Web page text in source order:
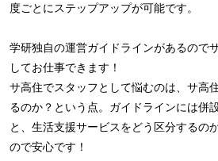
度ごとにステップアップが可能です。
学研独自の運営ガイドラインがあるので
してお仕事できます！
サ高住でスタッフとして悩むのは、サ高
るのか？という点。ガイドラインには併
と、生活支援サービスをどう区分するの
ので安心です！